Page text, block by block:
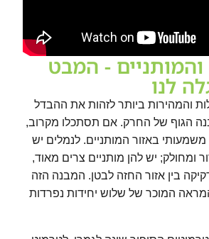
והמותניים - המבט
לנו
והמהירות ביותר לזהות את ההבדל
הגוף של החרק. אם תסתכלו מקרוב,
באזור המותניים. לנמלים יש
ומחולק; יש להן מותניים צרים מאוד,
בין אזור החזה לבטן. המבנה הזה
המוכר של שלוש יחידות נפרדות